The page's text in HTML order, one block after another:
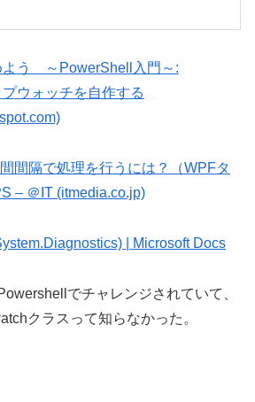
よう ～PowerShell入門～:
ウォッチを自作する
間隔で処理を行うには？（WPFタ
– ＠IT (itmedia.co.jp)
| Microsoft Docs
でチャレンジされていて、
クラスって知らなかった。